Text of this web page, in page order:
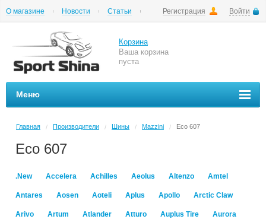
Регистрация Войти
О магазине Новости
Статьи
Корзина
Ваша корзина
пуста
Меню
Главная / Производители / Шины / Mazzini / Eco 607
Eco 607
.New Accelera Achilles Aeolus Altenzo Amtel
Antares Aosen Aoteli Aplus Apollo Arctic Claw
Arivo Artum Atlander Atturo Auplus Tire Aurora